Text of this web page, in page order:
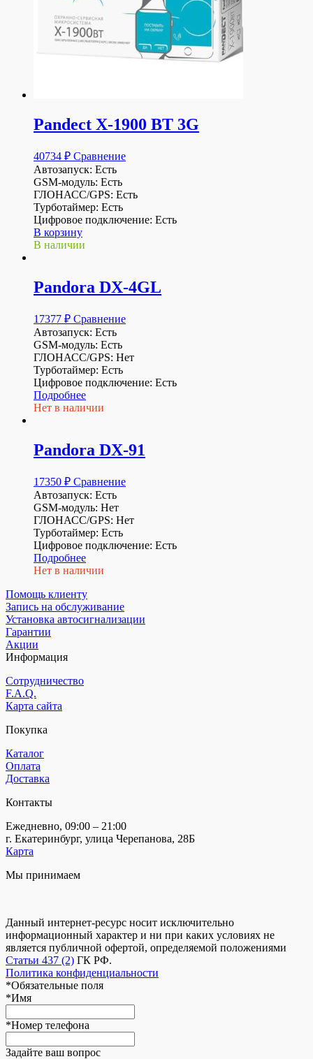
Pandect X-1900 BT 3G
40734 ₽ Сравнение
Автозапуск: Есть
GSM-модуль: Есть
ГЛОНАСС/GPS: Есть
Турботаймер: Есть
Цифровое подключение: Есть
В корзину
В наличии
Pandora DX-4GL
17377 ₽ Сравнение
Автозапуск: Есть
GSM-модуль: Есть
ГЛОНАСС/GPS: Нет
Турботаймер: Есть
Цифровое подключение: Есть
Подробнее
Нет в наличии
Pandora DX-91
17350 ₽ Сравнение
Автозапуск: Есть
GSM-модуль: Нет
ГЛОНАСС/GPS: Нет
Турботаймер: Есть
Цифровое подключение: Есть
Подробнее
Нет в наличии
Помощь клиенту
Запись на обслуживание
Установка автосигнализации
Гарантии
Акции
Информация
Сотрудничество
F.A.Q.
Карта сайта
Покупка
Каталог
Оплата
Доставка
Контакты
Ежедневно, 09:00 – 21:00
г. Екатеринбург, улица Черепанова, 28Б
Карта
Мы принимаем
Данный интернет-ресурс носит исключительно
информационный характер и ни при каких условиях не
является публичной офертой, определяемой положениями
Статьи 437 (2) ГК РФ.
Политика конфиденциальности
*Обязательные поля
*Имя
*Номер телефона
Задайте ваш вопрос